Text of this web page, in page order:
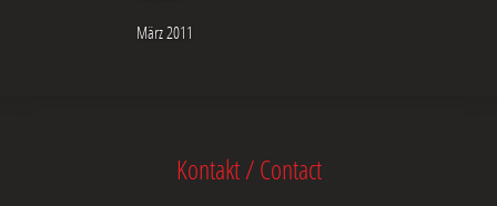
März 2011
Kontakt / Contact